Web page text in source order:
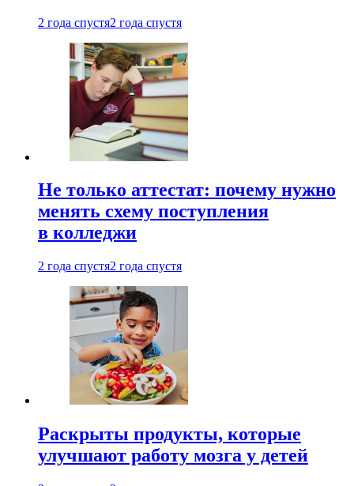
2 года спустя2 года спустя
Не только аттестат: почему нужно
менять схему поступления
в колледжи
2 года спустя2 года спустя
Раскрыты продукты, которые
улучшают работу мозга у детей